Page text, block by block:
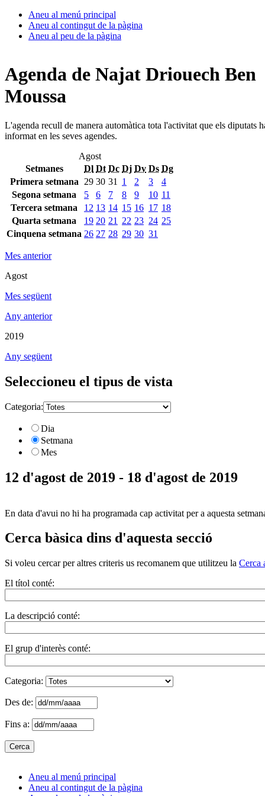
Aneu al menú principal
Aneu al contingut de la pàgina
Aneu al peu de la pàgina
Agenda de Najat Driouech Ben
Moussa
L'agenda recull de manera automàtica tota l'activitat que els diputats
informat en les seves agendes.
Agost
Setmanes
Dl Dt Dc Dj Dv Ds Dg
Primera setmana
29 30 31 1 2 3
4
Segona setmana
5 6 7 8 9 10 11
Tercera setmana
12 13 14 15 16 17 18
Quarta setmana
19 20 21 22 23 24 25
Cinquena setmana 26 27 28 29 30 31
Mes anterior
Agost
Mes següent
Any anterior
2019
Any següent
Seleccioneu el tipus de vista
Categoria:
Dia
Setmana
Mes
12 d'agost de 2019 - 18 d'agost de 2019
En data d'avui no hi ha programada cap activitat per a aquesta
Cerca bàsica dins d'aquesta secció
Si voleu cercar per altres criteris us recomanem que utilitzeu la Cerca
El títol conté:
La descripció conté:
El grup d'interès conté:
Categoria:
Des de:
Fins a:
Aneu al menú principal
Aneu al contingut de la pàgina